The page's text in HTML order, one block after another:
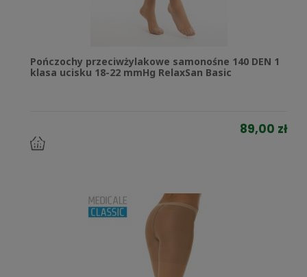
Pończochy przeciwżylakowe samonośne 140 DEN 1
klasa ucisku 18-22 mmHg RelaxSan Basic
89,00 zł
do
koszyka